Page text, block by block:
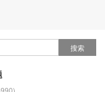
搜索
)